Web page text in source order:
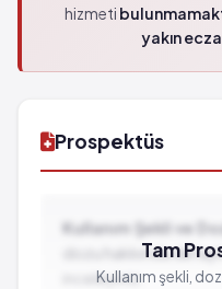
hizmeti
yakın
Prospektüs
Kullanım Şekli ve
dozu hakkında
inceleyiniz.
Tam
Kullanım şekli,